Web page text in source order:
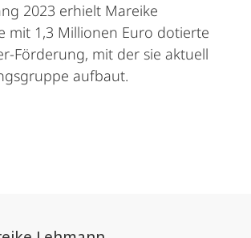
2023 erhielt Mareike
mit 1,3 Millionen Euro dotierte
Förderung, mit der sie aktuell
aufbaut.